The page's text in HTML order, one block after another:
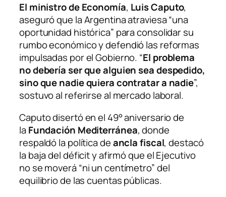
El ministro de Economía, Luis Caputo,
aseguró que la Argentina atraviesa “una
oportunidad histórica” para consolidar su
rumbo económico y defendió las reformas
impulsadas por el Gobierno. “El problema
no debería ser que alguien sea despedido,
sino que nadie quiera contratar a nadie”,
sostuvo al referirse al mercado laboral.
Caputo disertó en el 49° aniversario de
laFundación Mediterránea, donde
respaldó la política deancla fiscal, destacó
la baja del déficit y afirmó que el Ejecutivo
no se moverá “ni un centímetro” del
equilibrio de las cuentas públicas.